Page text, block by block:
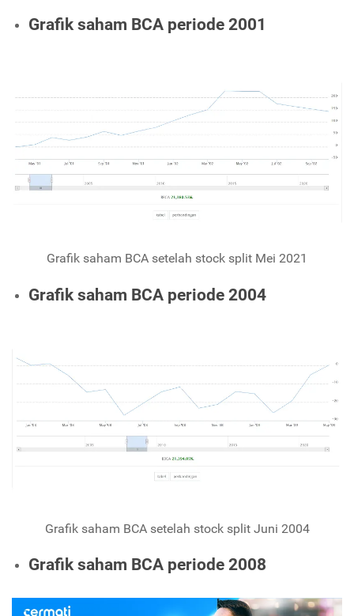
Grafik saham BCA periode 2001
Grafik saham BCA setelah stock split Mei 2021
Grafik saham BCA periode 2004
Grafik saham BCA setelah stock split Juni 2004
Grafik saham BCA periode 2008